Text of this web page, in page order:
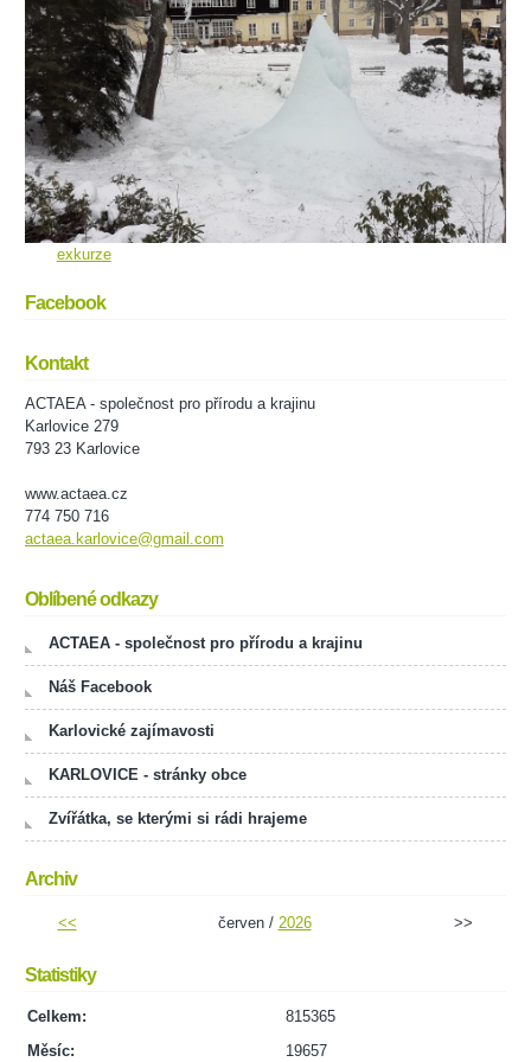
exkurze
Facebook
Kontakt
ACTAEA - společnost pro přírodu a krajinu
Karlovice 279
793 23 Karlovice
www.actaea.cz
774 750 716
actaea.karlovice@gmail.com
Oblíbené odkazy
ACTAEA - společnost pro přírodu a krajinu
Náš Facebook
Karlovické zajímavosti
KARLOVICE - stránky obce
Zvířátka, se kterými si rádi hrajeme
Archiv
<< červen / 2026 >>
Statistiky
Celkem:
815365
Měsíc:
19657